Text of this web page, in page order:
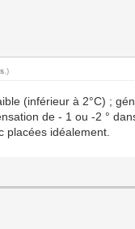
.)
(inférieur à 2°C) ;
de - 1 ou -2 °
placées idéalement.